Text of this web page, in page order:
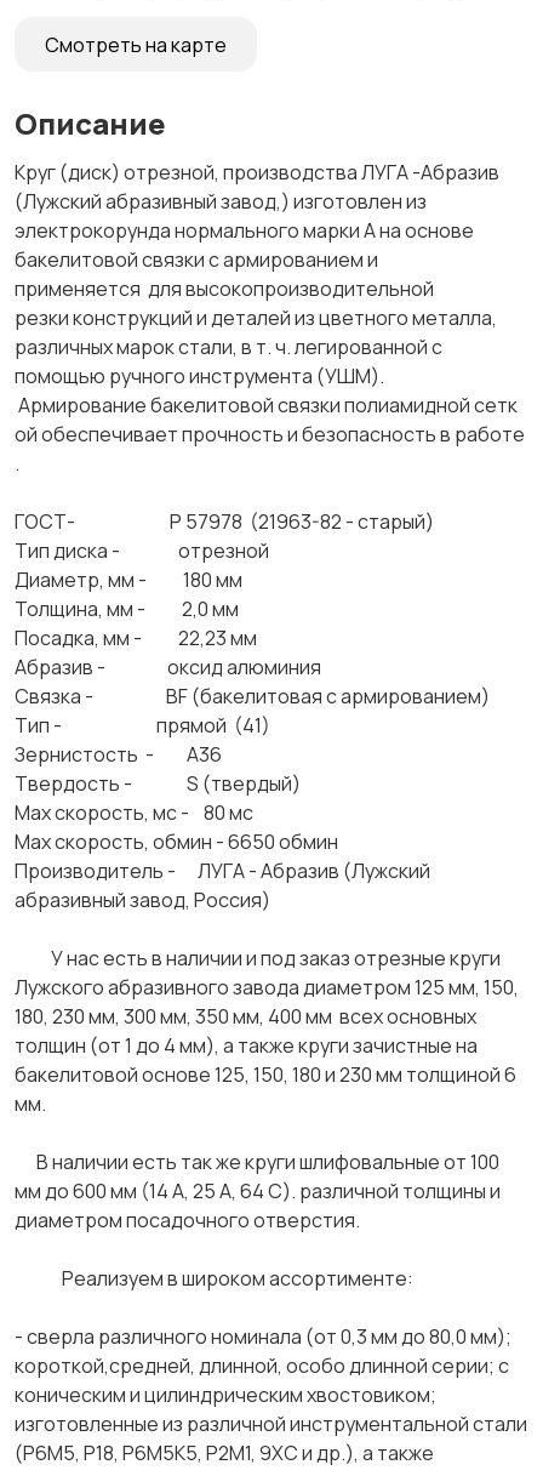
Смотреть на карте
Описание
Круг (диск) отрезной, производства ЛУГА -Абразив
(Лужский абразивный завод,) изготовлен из
электрокорунда нормального марки А на основе
бакелитовой связки с армированием и
применяется для высокопроизводительной
резки конструкций и деталей из цветного металла,
различных марок стали, в т. ч. легированной с
помощью ручного инструмента (УШМ).
Армирование бакелитовой связки полиамидной сетк
ой обеспечивает прочность и безопасность в работе
.
ГОСТ- Р 57978 (21963-82 - старый)
Тип диска - отрезной
Диаметр, мм - 180 мм
Толщина, мм - 2,0 мм
Посадка, мм - 22,23 мм
Абразив - оксид алюминия
Связка - BF (бакелитовая с армированием)
Тип - прямой (41)
Зернистость - А36
Твердость - S (твердый)
Max скорость, мс - 80 мс
Max скорость, обмин - 6650 обмин
Производитель - ЛУГА - Абразив (Лужский
абразивный завод, Россия)
У нас есть в наличии и под заказ отрезные круги
Лужского абразивного завода диаметром 125 мм, 150,
180, 230 мм, 300 мм, 350 мм, 400 мм всех основных
толщин (от 1 до 4 мм), а также круги зачистные на
бакелитовой основе 125, 150, 180 и 230 мм толщиной 6
мм.
В наличии есть так же круги шлифовальные от 100
мм до 600 мм (14 А, 25 А, 64 С). различной толщины и
диаметром посадочного отверстия.
Реализуем в широком ассортименте:
- сверла различного номинала (от 0,3 мм до 80,0 мм);
короткой,средней, длинной, особо длинной серии; с
коническим и цилиндрическим хвостовиком;
изготовленные из различной инструментальной стали
(Р6М5, Р18, Р6М5К5, Р2М1, 9ХС и др.), а также